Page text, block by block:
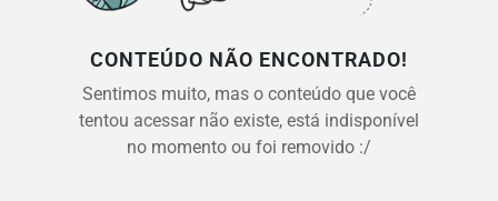
CONTEÚDO NÃO ENCONTRADO!
Sentimos muito, mas o conteúdo que você
tentou acessar não existe, está indisponível
no momento ou foi removido :/